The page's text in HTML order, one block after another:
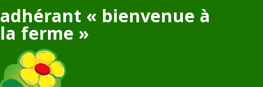
adhérant « bienvenue à
la ferme »